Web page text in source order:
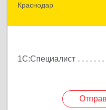
Краснодар
1С:Специалист
350058,